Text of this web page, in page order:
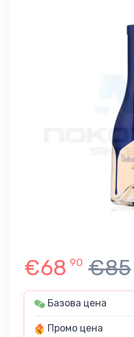
€68 90 €85
Базова цена
Промо цена